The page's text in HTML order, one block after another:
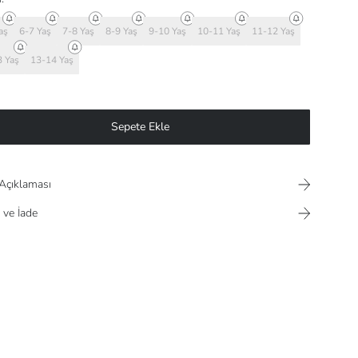
6-7 Yaş 7-8 Yaş 8-9 Yaş 9-10 Yaş 10-11 Yaş 11-12 Yaş
Yaş 13-14 Yaş
Sepete Ekle
İade